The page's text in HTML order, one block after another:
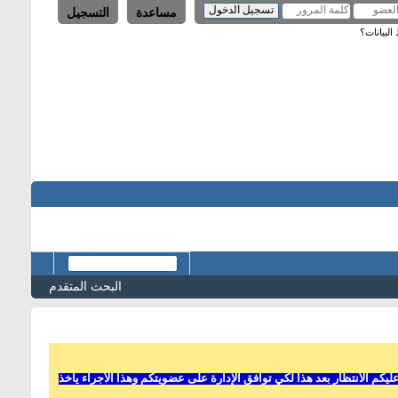
التسجيل مساعدة
البحث المتقدم
بعد هذا لكي توافق الإدارة على عضويتكم وهذا الأجراء يأخذ